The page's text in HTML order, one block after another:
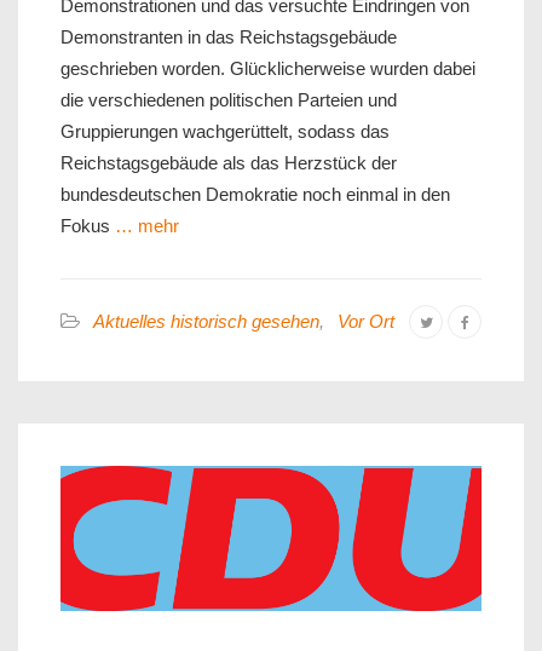
Demonstrationen und das versuchte Eindringen von
Demonstranten in das Reichstagsgebäude
geschrieben worden. Glücklicherweise wurden dabei
die verschiedenen politischen Parteien und
Gruppierungen wachgerüttelt, sodass das
Reichstagsgebäude als das Herzstück der
bundesdeutschen Demokratie noch einmal in den
Fokus … mehr
Aktuelles historisch gesehen, Vor Ort